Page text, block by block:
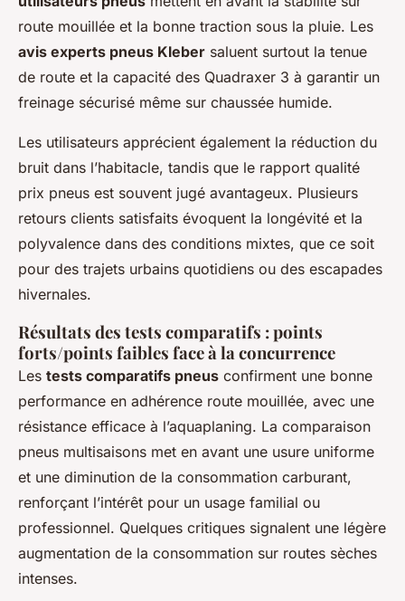
route mouillée et la bonne traction sous la pluie. Les
avis experts pneus Kleber saluent surtout la tenue
de route et la capacité des Quadraxer 3 à garantir un
freinage sécurisé même sur chaussée humide.
Les utilisateurs apprécient également la réduction du
bruit dans l’habitacle, tandis que le rapport qualité
prix pneus est souvent jugé avantageux. Plusieurs
retours clients satisfaits évoquent la longévité et la
polyvalence dans des conditions mixtes, que ce soit
pour des trajets urbains quotidiens ou des escapades
hivernales.
Résultats des tests comparatifs : points
forts/points faibles face à la concurrence
Les tests comparatifs pneus confirment une bonne
performance en adhérence route mouillée, avec une
résistance efficace à l’aquaplaning. La comparaison
pneus multisaisons met en avant une usure uniforme
et une diminution de la consommation carburant,
renforçant l’intérêt pour un usage familial ou
professionnel. Quelques critiques signalent une légère
augmentation de la consommation sur routes sèches
intenses.